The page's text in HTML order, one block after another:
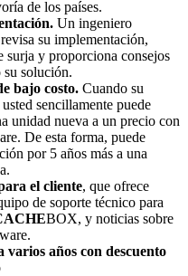
de los países.
Un ingeniero
su implementación,
surja y proporciona consejos
su solución.
bajo costo. Cuando su
sencillamente puede
unidad nueva a un precio con
De esta forma, puede
por 5 años más a una
el cliente, que ofrece
de soporte técnico para
BOX, y noticias sobre
años con descuento